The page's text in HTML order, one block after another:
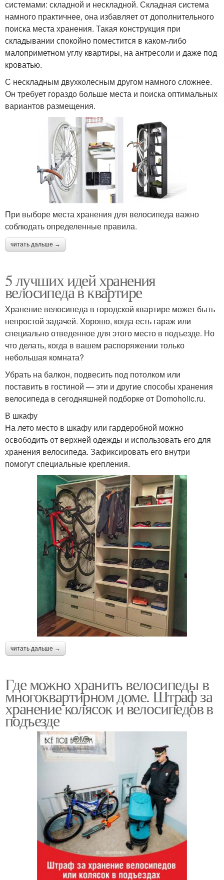
системами: складной и нескладной. Складная система
намного практичнее, она избавляет от дополнительного
поиска места хранения. Такая конструкция при
складывании спокойно поместится в каком-либо
малоприметном углу квартиры, на антресоли и даже под
кроватью.
С нескладным двухколесным другом намного сложнее.
Он требует гораздо больше места и поиска оптимальных
вариантов размещения.
При выборе места хранения для велосипеда важно
соблюдать определенные правила.
читать дальше →
5 лучших идей хранения
велосипеда в квартире
Хранение велосипеда в городской квартире может быть
непростой задачей. Хорошо, когда есть гараж или
специально отведенное для этого место в подъезде. Но
что делать, когда в вашем распоряжении только
небольшая комната?
Убрать на балкон, подвесить под потолком или
поставить в гостиной — эти и другие способы хранения
велосипеда в сегодняшней подборке от Domoholic.ru.
В шкафу
На лето место в шкафу или гардеробной можно
освободить от верхней одежды и использовать его для
хранения велосипеда. Зафиксировать его внутри
помогут специальные крепления.
читать дальше →
Где можно хранить велосипеды в
многоквартирном доме. Штраф за
хранение колясок и велосипедов в
подъезде